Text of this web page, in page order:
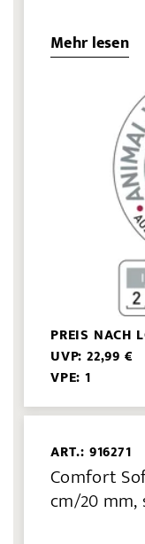
Mehr lesen
PREIS NACH
UVP: 22,99 €
VPE: 1
ART.: 916271
Comfort
cm/20 mm,